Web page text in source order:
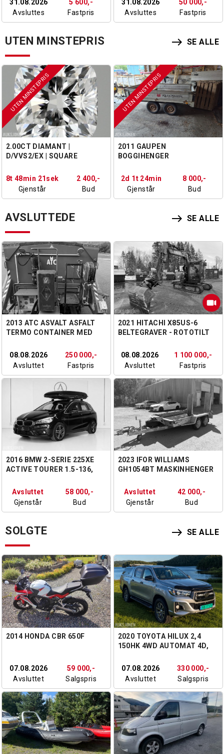
31.08.2026
Avsluttes
5 600,-
Fastpris
31.08.2026
Avsluttes
50 000,-
Fastpris
UTEN MINSTEPRIS east SE ALLE
UTEN MINSTEPRIS
2.00CT DIAMANT |
D/VVS2/EX | SQUARE
8t 48min 20sek
Gjenstår
2 400,-
Bud
UTEN MINSTEPRIS
2011 GAUPEN
BOGGIHENGER
2d 1t 24min
Gjenstår
8 000,-
Bud
AVSLUTTEDE east SE ALLE
2013 ATC ASVALT ASFALT
TERMO CONTAINER MED
LAPPECONTAINER MED KUN
22 DRIFTSTIMER
08.08.2026
Avsluttet
250 000,-
Fastpris
2021 HITACHI X85US-6
BELTEGRAVER - ROTOTILT
SKUFF - PUSSESKUFF -
3618,5 TIMER
08.08.2026
Avsluttet
1 100 000,-
Fastpris
2016 BMW 2-SERIE 225XE
ACTIVE TOURER 1.5-136,
Avsluttet
Gjenstår
58 000,-
Bud
2023 IFOR WILLIAMS
GH1054BT MASKINHENGER
Avsluttet
Gjenstår
42 000,-
Bud
SOLGTE east SE ALLE
2014 HONDA CBR 650F
07.08.2026
Avsluttet
59 000,-
Salgspris
2020 TOYOTA HILUX 2,4
150HK 4WD AUTOMAT 4D,
RYGGEKAMERA
07.08.2026
Avsluttet
330 000,-
Salgspris